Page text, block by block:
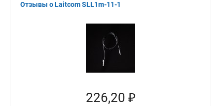
Отзывы о Laitcom SLL1m-11-1
226,20 ₽